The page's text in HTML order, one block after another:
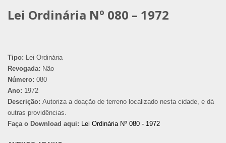
Lei Ordinária Nº 080 – 1972
Tipo: Lei Ordinária
Revogada: Não
Número: 080
Ano: 1972
Descrição: Autoriza a doação de terreno localizado nesta cidade, e dá
outras providências.
Faça o Download aqui: Lei Ordinária Nº 080 - 1972